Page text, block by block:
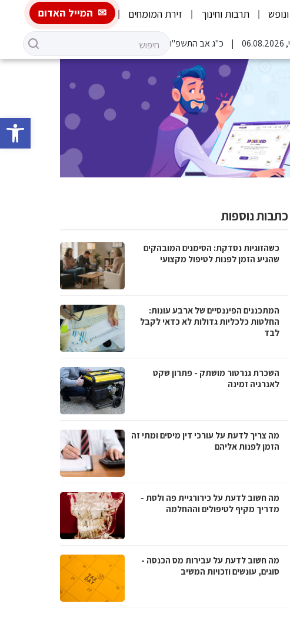
פתח
תרבות וחינוך זירת המומחים המייל האדום
כ"ג אב התשפ"ו
כתבות נוספות
כשהזוגיות נסדקת: הסימנים המובהקים
שהגיע הזמן לפנות לטיפול מקצועי
המתכננים הפיננסיים של ארבע עונות:
החלטות כלכליות גדולות לא כדאי לקבל
לבד
השכרת גנרטור מושתק - פתרון שקט
לאנרגיה זמינה
מה צריך לדעת על עורכי דין מיסים ומתי זה
הזמן לפנות אליהם
מה חשוב לדעת על כירורגיית פה ולסת -
מדריך מקיף לטיפולים וההחלמה
מה חשוב לדעת על עבירות מס הכנסה -
סוגים, עונשים וזכויות המשיב